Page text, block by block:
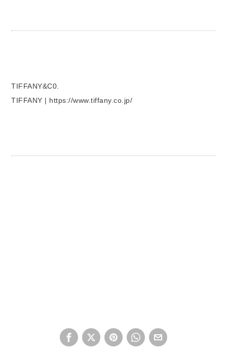
TIFFANY&C0.
TIFFANY | https://www.tiffany.co.jp/